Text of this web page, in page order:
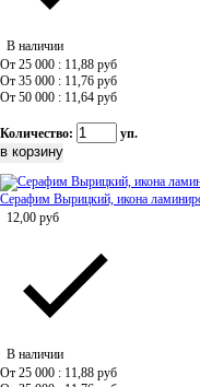
В наличии
От 25 000 : 11,88 руб
От 35 000 : 11,76 руб
От 50 000 : 11,64 руб
Количество: уп.
Серафим Вырицкий, икона
12,00 руб
В наличии
От 25 000 : 11,88 руб